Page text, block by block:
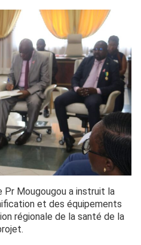
Mougougou a instruit la
et des équipements
régionale de la santé de la